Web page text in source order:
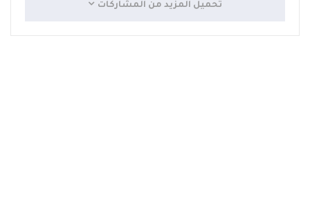
تحميل المزيد من المشاركات